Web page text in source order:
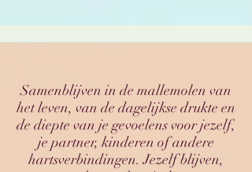
Samenblijven in de mallemolen van
het leven, van de dagelijkse drukte en
de diepte van je gevoelens voor jezelf,
je partner, kinderen of andere
hartsverbindingen. Jezelf blijven,